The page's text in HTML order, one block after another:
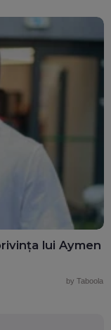
lui Aymen
by Taboola